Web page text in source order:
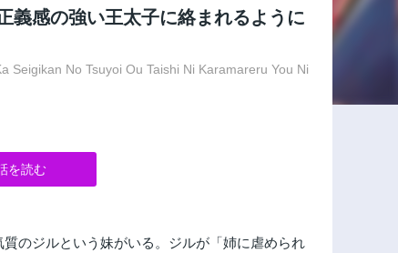
義感の強い王太子に絡まれるように
Seigikan No Tsuyoi Ou Taishi Ni Karamareru You Ni
を読む
のジルという妹がいる。ジルが「姉に虐められ